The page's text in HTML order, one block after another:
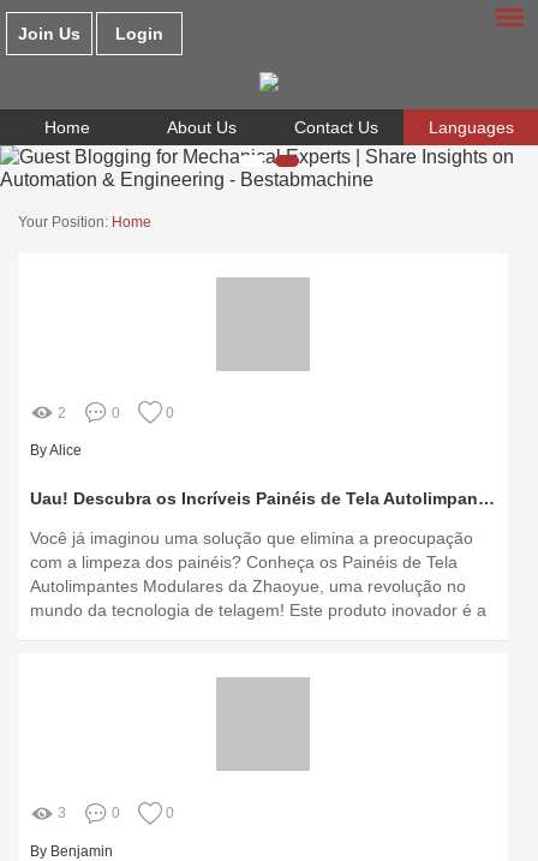
Join Us Login
Home About Us Contact Us Languages
Your Position: Home
2 0 0
By Alice
Uau! Descubra os Incríveis Painéis de Tela Autolimpantes Modulares!
Você já imaginou uma solução que elimina a preocupação
com a limpeza dos painéis? Conheça os Painéis de Tela
Autolimpantes Modulares da Zhaoyue, uma revolução no
mundo da tecnologia de telagem! Este produto inovador é a
verdadeiramente extraordinário
3 0 0
By Benjamin